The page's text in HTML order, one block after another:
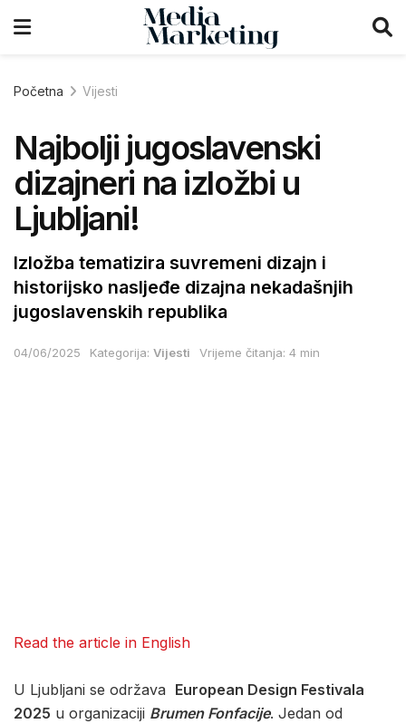
Početna Vijesti
Najbolji jugoslavenski
dizajneri na izložbi u
Ljubljani!
Izložba tematizira suvremeni dizajn i
historijsko nasljeđe dizajna nekadašnjih
jugoslavenskih republika
04/06/2025 Kategorija: Vijesti Vrijeme čitanja: 4 min
Read the article in English
U Ljubljani se održava European Design Festivala
2025 u organizaciji Brumen Fonfacije. Jedan od